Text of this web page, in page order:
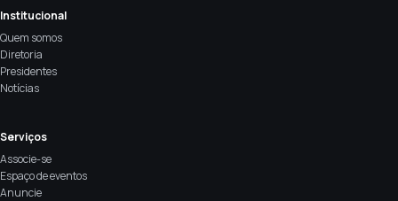
Institucional
Quem somos
Diretoria
Presidentes
Notícias
Serviços
Associe-se
Espaço de eventos
Anuncie